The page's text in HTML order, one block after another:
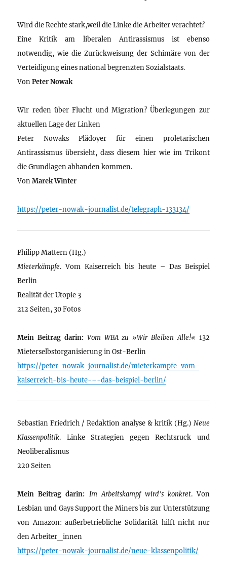
Wird die Rechte stark,weil die Linke die Arbeiter verachtet?
Eine Kritik am liberalen Antirassismus ist ebenso
notwendig, wie die Zurückweisung der Schimäre von der
Verteidigung eines national begrenzten Sozialstaats.
VonPeter Nowak
Wir reden über Flucht und Migration? Überlegungen zur
aktuellen Lage der Linken
Peter Nowaks Plädoyer für einen proletarischen
Antirassismus übersieht, dass diesem hier wie im Trikont
die Grundlagen abhanden kommen.
VonMarek Winter
https://peter-nowak-journalist.de/telegraph-133134/
Philipp Mattern (Hg.)
Mieterkämpfe. Vom Kaiserreich bis heute – Das Beispiel
Berlin
Realität der Utopie 3
212 Seiten, 30 Fotos
Mein Beitrag darin: Vom WBA zu »Wir Bleiben Alle!« 132
Mieterselbstorganisierung in Ost-Berlin
https://peter-nowak-journalist.de/mieterkampfe-vom-
kaiserreich-bis-heute-–-das-beispiel-berlin/
Sebastian Friedrich / Redaktion analyse & kritik (Hg.) Neue
Klassenpolitik. Linke Strategien gegen Rechtsruck und
Neoliberalismus
220 Seiten
Mein Beitrag darin: Im Arbeitskampf wird’s konkret. Von
Lesbian und Gays Support the Miners bis zur Unterstützung
von Amazon: außerbetriebliche Solidarität hilft nicht nur
den Arbeiter_innen
https://peter-nowak-journalist.de/neue-klassenpolitik/